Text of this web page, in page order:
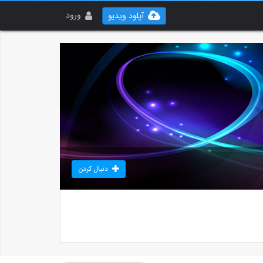
ورود آپلود ویدیو
دنبال کردن